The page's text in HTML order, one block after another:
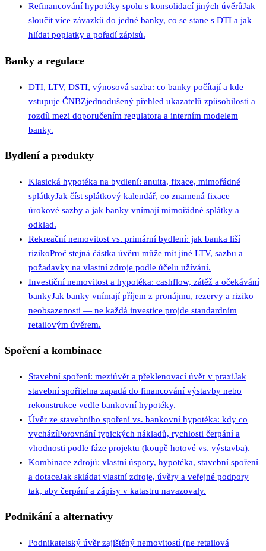
Refinancování hypotéky spolu s konsolidací jiných úvěrůJak
sloučit více závazků do jedné banky, co se stane s DTI a jak
hlídat poplatky a pořadí zápisů.
Banky a regulace
DTI, LTV, DSTI, výnosová sazba: co banky počítají a kde
vstupuje ČNBZjednodušený přehled ukazatelů způsobilosti a
rozdíl mezi doporučením regulatora a interním modelem
banky.
Bydlení a produkty
Klasická hypotéka na bydlení: anuita, fixace, mimořádné
splátkyJak číst splátkový kalendář, co znamená fixace
úrokové sazby a jak banky vnímají mimořádné splátky a
odklad.
Rekreační nemovitost vs. primární bydlení: jak banka liší
rizikoProč stejná částka úvěru může mít jiné LTV, sazbu a
požadavky na vlastní zdroje podle účelu užívání.
Investiční nemovitost a hypotéka: cashflow, zátěž a očekávání
bankyJak banky vnímají příjem z pronájmu, rezervy a riziko
neobsazenosti — ne každá investice projde standardním
retailovým úvěrem.
Spoření a kombinace
Stavební spoření: meziúvěr a překlenovací úvěr v praxiJak
stavební spořitelna zapadá do financování výstavby nebo
rekonstrukce vedle bankovní hypotéky.
Úvěr ze stavebního spoření vs. bankovní hypotéka: kdy co
vycházíPorovnání typických nákladů, rychlosti čerpání a
vhodnosti podle fáze projektu (koupě hotové vs. výstavba).
Kombinace zdrojů: vlastní úspory, hypotéka, stavební spoření
a dotaceJak skládat vlastní zdroje, úvěry a veřejné podpory
tak, aby čerpání a zápisy v katastru navazovaly.
Podnikání a alternativy
Podnikatelský úvěr zajištěný nemovitostí (ne retailová